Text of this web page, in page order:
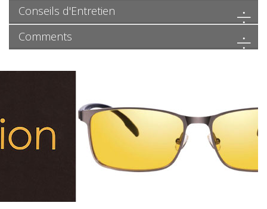
Conseils d'Entretien
Comments